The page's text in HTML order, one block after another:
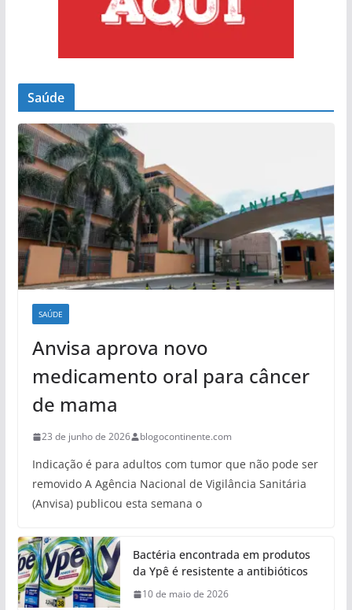
Saúde
SAÚDE
Anvisa aprova novo
medicamento oral para câncer
de mama
23 de junho de 2026 blogocontinente.com
Indicação é para adultos com tumor que não pode ser
removido A Agência Nacional de Vigilância Sanitária
(Anvisa) publicou esta semana o
Bactéria encontrada em produtos
da Ypê é resistente a antibióticos
10 de maio de 2026